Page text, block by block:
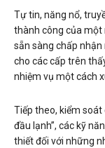
Tự tin, năng nổ,
thành công của một
sẵn sàng chấp
cho các cấp trên
nhiệm vụ một cách
Tiếp theo, kiểm soát
đầu lạnh”, các kỹ
thiết đối với những